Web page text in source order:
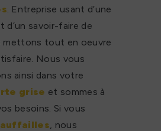
. Entreprise usant d’une
d’un savoir-faire de
mettons tout en oeuvre
Nous vous
ainsi dans votre
grise et sommes à
besoins. Si vous
, nous